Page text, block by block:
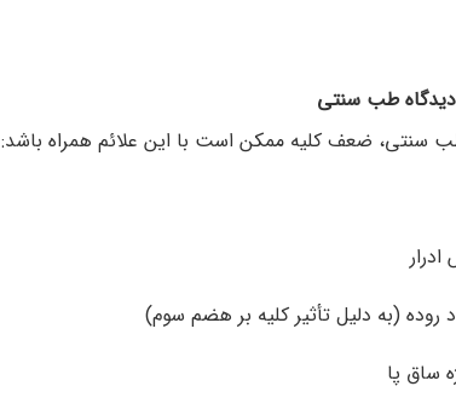
دیدگاه طب سنتی
سنتی، ضعف کلیه ممکن است با این علائم همراه باشد:
روده (به دلیل تأثیر کلیه بر هضم سوم)
ساق پا